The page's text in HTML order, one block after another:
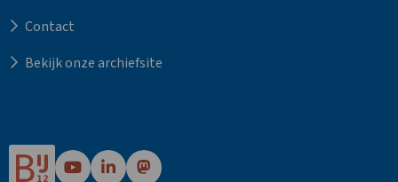
Contact
Bekijk onze archiefsite
Ga
Ga
Ga